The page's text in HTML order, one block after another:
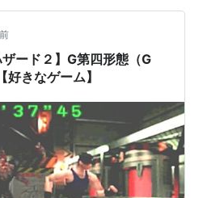
が肥大化した結果 自ら移動す
ード２】G第四形態（G
きなゲーム】